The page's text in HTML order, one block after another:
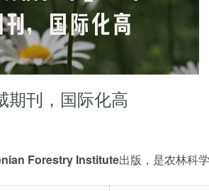
期刊，国际化高
Forestry Institute出版，是农林科